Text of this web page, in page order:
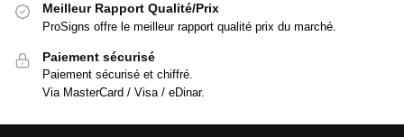
Meilleur Rapport Qualité/Prix
ProSigns offre le meilleur rapport qualité prix du marché.
Paiement sécurisé
Paiement sécurisé et chiffré.
Via MasterCard / Visa / eDinar.